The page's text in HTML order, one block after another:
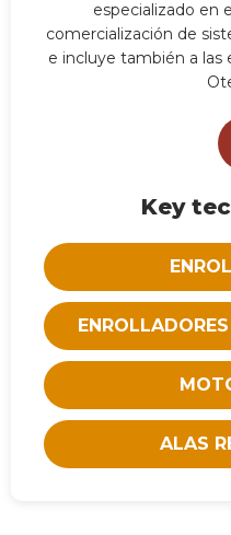
especializado en
comercialización de
e incluye también a las
Key
ALAS